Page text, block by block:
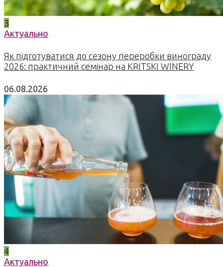
3
Актуально
Як підготуватися до сезону переробки винограду
2026: практичний семінар на KRITSKI WINERY
06.08.2026
4
Актуально